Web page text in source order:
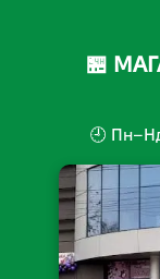
🏪
🕘